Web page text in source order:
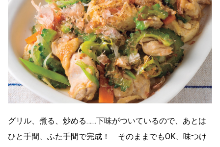
グリル、煮る、炒める……下味がついているので、あとは
ひと手間、ふた手間で完成！ そのままでもOK、味つけ